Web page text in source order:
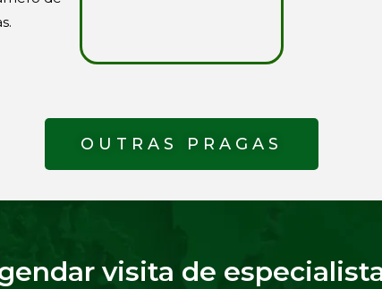
OUTRAS PRAGAS
visita de